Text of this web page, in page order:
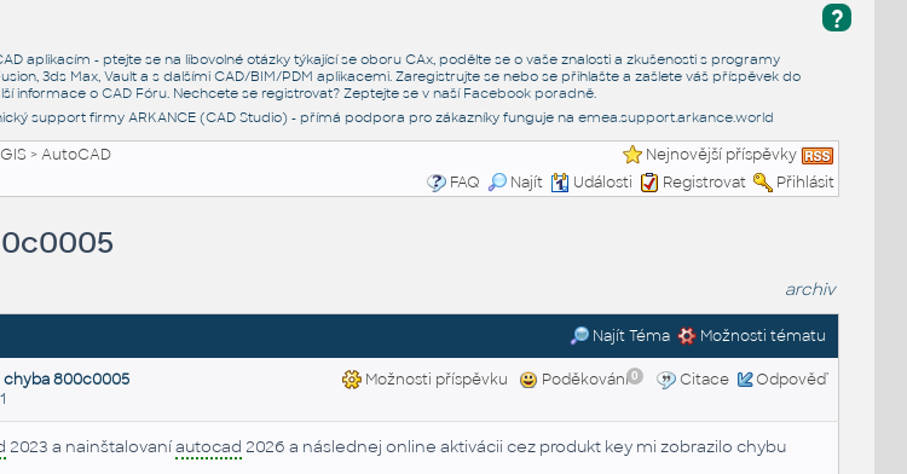
?
aplikacím - ptejte se na libovolné otázky týkající se oboru CAx, podělte se o vaše znalosti a zkušenosti s programy
3ds Max, Vault a s dalšími CAD/BIM/PDM aplikacemi. Zaregistrujte se nebo se přihlašte a zašlete váš příspěvek do
informace o CAD Fóru. Nechcete se registrovat? Zeptejte se v naší Facebook poradně.
support firmy ARKANCE (CAD Studio) - přímá podpora pro zákazníky funguje na emea.support.arkance.world
>AutoCAD
Nejnovější příspěvky
FAQ
Najít Události Registrovat Přihlásit
archiv
Najít Téma Možnosti tématu
Možnosti příspěvku Poděkování 0 Citace Odpověď
chyba 800c0005
2023 a nainštalovaníautocad 2026 a následnej online aktivácii cez produkt key mi zobrazilo chybu